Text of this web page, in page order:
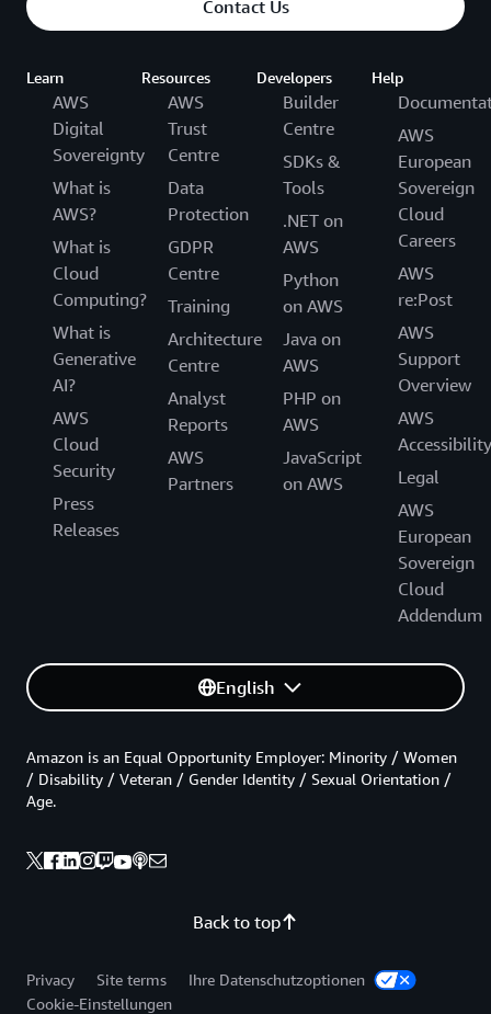
Contact Us
Learn
AWS
Digital
Sovereignty
What is
AWS?
What is
Cloud
Computing?
What is
Generative
AI?
AWS
Cloud
Security
Press
Releases
Resources
AWS
Trust
Centre
Data
Protection
GDPR
Centre
Training
Architecture
Centre
Analyst
Reports
AWS
Partners
Developers
Builder
Centre
SDKs &
Tools
.NET on
AWS
Python
on AWS
Java on
AWS
PHP on
AWS
JavaScript
on AWS
Help
AWS
European
Sovereign
Cloud
Careers
AWS
re:Post
AWS
Support
Overview
AWS
Accessibility
Legal
AWS
European
Sovereign
Cloud
Addendum
English
Back to top
Amazon is an Equal Opportunity Employer: Minority / Women
/ Disability / Veteran / Gender Identity / Sexual Orientation /
Age.
Privacy Site terms
Ihre Datenschutzoptionen
Cookie-Einstellungen